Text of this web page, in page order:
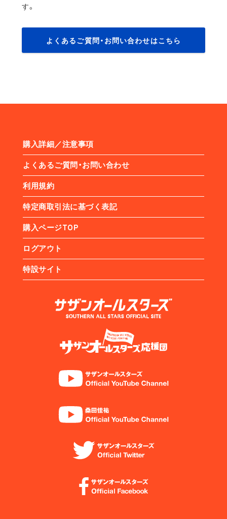
す。
よくあるご質問・お問い合わせはこちら
購入詳細／注意事項
よくあるご質問・お問い合わせ
利用規約
特定商取引法に基づく表記
購入ページTOP
ログアウト
特設サイト